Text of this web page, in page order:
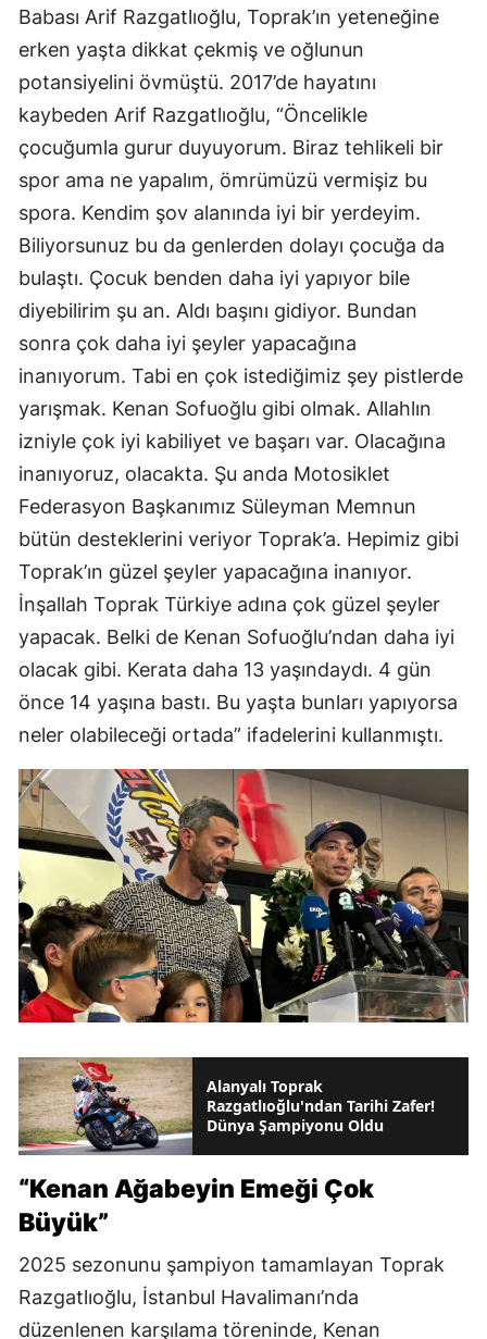
Babası Arif Razgatlıoğlu, Toprak’ın yeteneğine
erken yaşta dikkat çekmiş ve oğlunun
potansiyelini övmüştü. 2017’de hayatını
kaybeden Arif Razgatlıoğlu, “Öncelikle
çocuğumla gurur duyuyorum. Biraz tehlikeli bir
spor ama ne yapalım, ömrümüzü vermişiz bu
spora. Kendim şov alanında iyi bir yerdeyim.
Biliyorsunuz bu da genlerden dolayı çocuğa da
bulaştı. Çocuk benden daha iyi yapıyor bile
diyebilirim şu an. Aldı başını gidiyor. Bundan
sonra çok daha iyi şeyler yapacağına
inanıyorum. Tabi en çok istediğimiz şey pistlerde
yarışmak. Kenan Sofuoğlu gibi olmak. Allahlın
izniyle çok iyi kabiliyet ve başarı var. Olacağına
inanıyoruz, olacakta. Şu anda Motosiklet
Federasyon Başkanımız Süleyman Memnun
bütün desteklerini veriyor Toprak’a. Hepimiz gibi
Toprak’ın güzel şeyler yapacağına inanıyor.
İnşallah Toprak Türkiye adına çok güzel şeyler
yapacak. Belki de Kenan Sofuoğlu’ndan daha iyi
olacak gibi. Kerata daha 13 yaşındaydı. 4 gün
önce 14 yaşına bastı. Bu yaşta bunları yapıyorsa
neler olabileceği ortada” ifadelerini kullanmıştı.
Alanyalı Toprak
Razgatlıoğlu'ndan Tarihi Zafer!
Dünya Şampiyonu Oldu
“Kenan Ağabeyin Emeği Çok
Büyük”
2025 sezonunu şampiyon tamamlayan Toprak
Razgatlıoğlu, İstanbul Havalimanı’nda
düzenlenen karşılama töreninde, Kenan